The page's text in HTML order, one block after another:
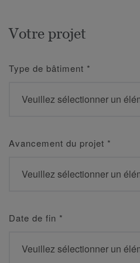
Votre projet
Type de bâtiment *
Avancement du projet *
Date de fin *